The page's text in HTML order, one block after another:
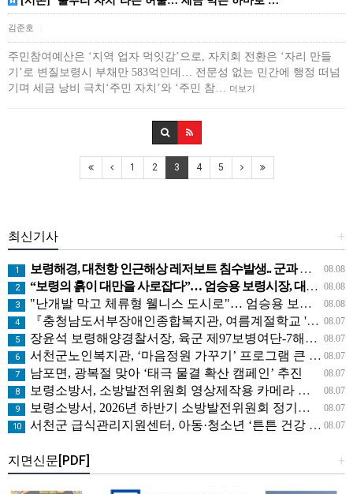
김준호
주민참여예산은 ‘지역 업자 먹잇감’으로, 자치회 전환은 ‘자리 만들
기’로 변질보령시 부채만 583억인데… 전문성 없는 민간에 행정 떠넘
기며 세금 낭비 극치‘주민 자치’와 ‘주민 참…
더보기
1 2 3 4 5
+
최신기사
08.08
1 보령해경, 대천항 인근해상 레저보트 침수발생.. 군과 공조로 전원구조
08.08
2 “보령의 흙이 대만을 사로잡다”… 엄승용 보령시장, 대만 톱 유튜버들과 머드 외교
08.08
3 "난개발 막고 체류형 웰니스 도시로"… 엄승용 보령시장, 청라면 찾아 첫 '주민 대화'
08.07
4 『충청남도서부장애인종합복지관, 여름계절학교 '신나는 여름탐험대' 성료』
08.07
5 장윤석 보령해양경찰서장, 육군 제97보병여단-7해안감시대대 방문… 밀입국 차단 공조 강화
08.07
6 서천군노인복지관, ‘마음정원 가꾸기’ 프로그램 큰 호응
08.07
7 남포면, 광복절 맞아 ‘태극 물결 확산 캠페인’ 추진
08.07
8 보령소방서, 소방발전위원회 영상제작용 카메라 기탁으로 영상 홍보 역량 강화
08.07
9 보령소방서, 2026년 하반기 소방발전위원회 정기회의 개최
08.07
10 서천군 급식관리지원센터, 아동·청소년 ‘튼튼 건강 교실’ 운영
+
지면신문[PDF]